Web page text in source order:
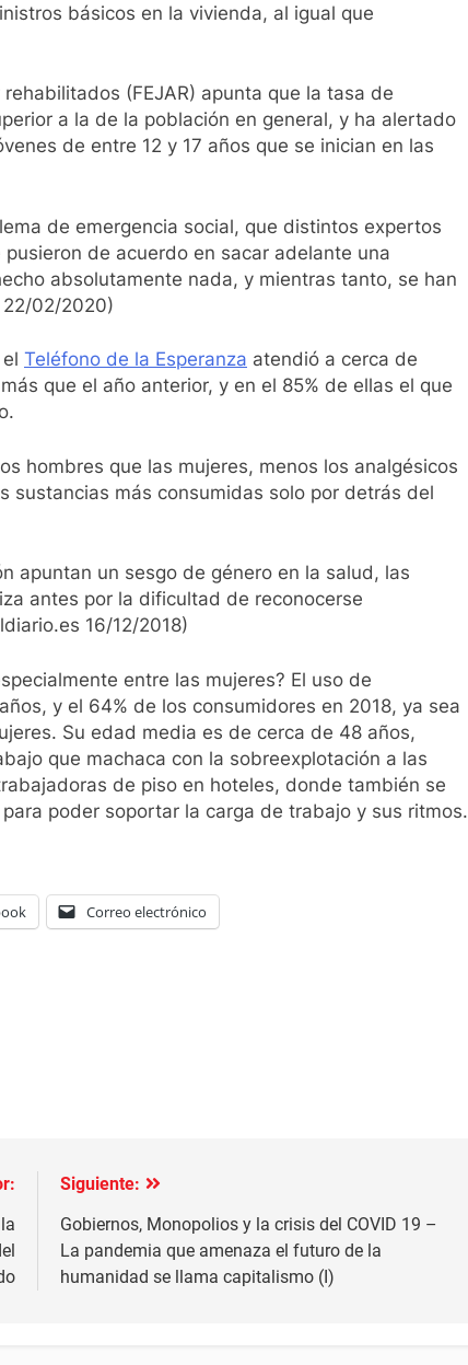
básicos en la vivienda, al igual que
(FEJAR) apunta que la tasa de
a la de la población en general, y ha alertado
de entre 12 y 17 años que se inician en las
de emergencia social, que distintos expertos
de acuerdo en sacar adelante una
absolutamente nada, y mientras tanto, se han
02/2020)
Teléfono de la Esperanza atendió a cerca de
que el año anterior, y en el 85% de ellas el que
hombres que las mujeres, menos los analgésicos
sustancias más consumidas solo por detrás del
apuntan un sesgo de género en la salud, las
antes por la dificultad de reconocerse
16/12/2018)
entre las mujeres? El uso de
y el 64% de los consumidores en 2018, ya sea
Su edad media es de cerca de 48 años,
que machaca con la sobreexplotación a las
de piso en hoteles, donde también se
poder soportar la carga de trabajo y sus ritmos.
Correo electrónico
Siguiente:
Gobiernos, Monopolios y la crisis del COVID 19 –
La pandemia que amenaza el futuro de la
humanidad se llama capitalismo (I)